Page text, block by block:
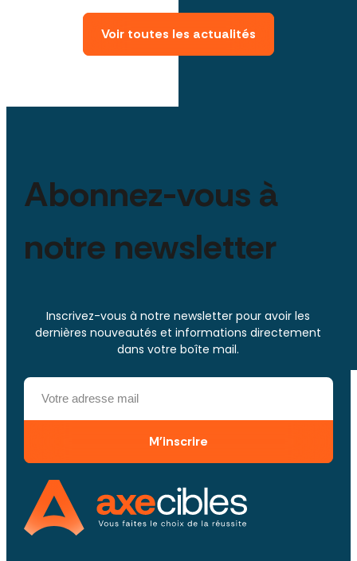
Voir toutes les actualités
Abonnez-vous à
notre newsletter
Inscrivez-vous à notre newsletter pour avoir les
dernières nouveautés et informations directement
dans votre boîte mail.
M'inscrire